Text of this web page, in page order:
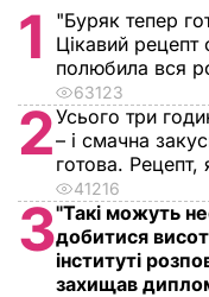
На жодній
в Києві не
про
ПОЛІТИКА
EFF
18
1
"Буряк тепер
Цікавий рецепт
полюбила вся
63123
2Усього три
– і смачна
готова. Рецепт,
41216
3"Такі можуть
добитися
інституті
захищав